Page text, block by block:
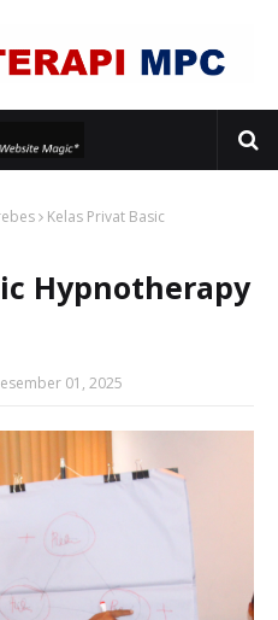
Kelas Privat Basic
Hypnotherapy
01, 2025